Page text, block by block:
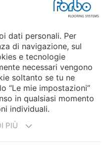
dati personali. Per
di navigazione, sul
e tecnologie
necessari vengono
soltanto se tu ne
“Le mie impostazioni”
in qualsiasi momento
individuali.
PIÙ